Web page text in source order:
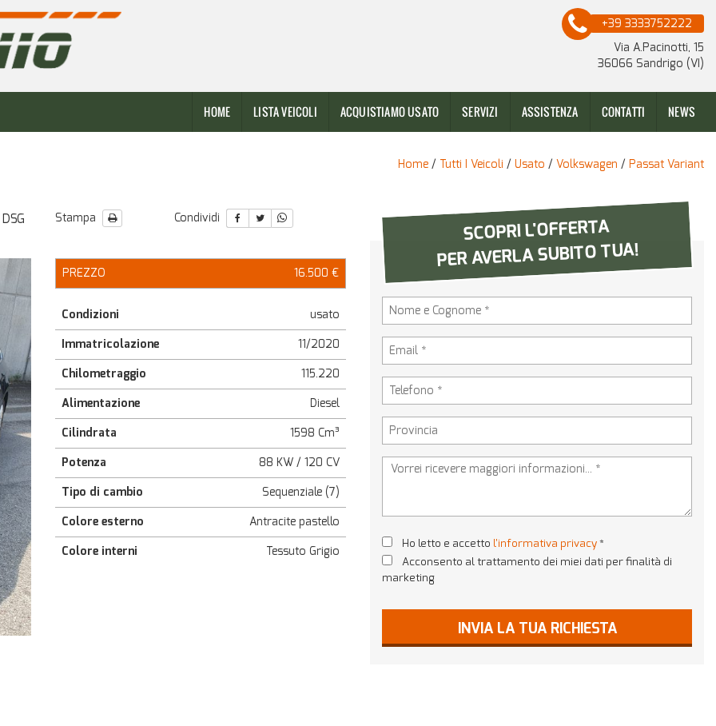
+39 3333752222
Via A.Pacinotti, 15
36066 Sandrigo (VI)
HOME LISTA VEICOLI ACQUISTIAMO USATO SERVIZI ASSISTENZA CONTATTI NEWS
Home / Tutti I Veicoli / Usato / Volkswagen / Passat Variant
Stampa Condividi
PREZZO 16.500 €
Condizioni
usato
Immatricolazione
11/2020
Chilometraggio
115.220
Alimentazione
Diesel
Cilindrata
1598 Cm³
Potenza
88 KW / 120 CV
Tipo di cambio
Sequenziale (7)
Colore esterno
Antracite pastello
Colore interni
Tessuto Grigio
SCOPRI L'OFFERTA
PER AVERLA SUBITO TUA!
Ho letto e accetto l'informativa privacy*
Acconsento al trattamento dei miei dati per finalità di
marketing
INVIA LA TUA RICHIESTA